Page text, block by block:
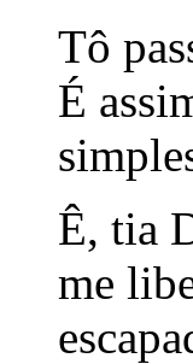
Tô
É
Ê, tia
me